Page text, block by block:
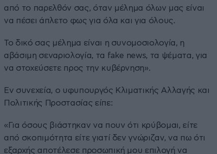
από το παρελθόν σας, όταν μέλημα όλων μας είναι
να πέσει άπλετο φως για όλα και για όλους.
Το δικό σας μέλημα είναι η συνομοσιολογία, η
αβάσιμη σεναριολογία, τα fake news, τα ψέματα, για
να στοχεύσετε προς την κυβέρνηση».
Εν συνεχεία, ο υφυπουργός Κλιματικής Αλλαγής και
Πολιτικής Προστασίας είπε:
«Για όσους βιάστηκαν να πουν ότι κρύβομαι, είτε
από σκοπιμότητα είτε γιατί δεν γνώριζαν, να πω ότι
εξαρχής αποτέλεσε προσωπική μου επιλογή να